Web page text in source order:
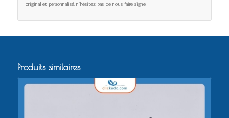
original et personnalisé, n’hésitez pas de nous faire signe.
Produits similaires